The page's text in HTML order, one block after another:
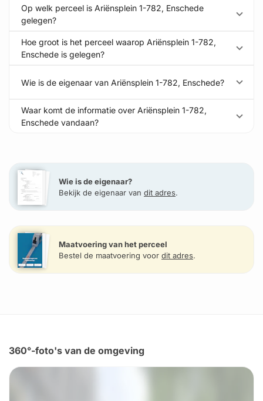
Op welk perceel is Ariënsplein 1-782, Enschede
gelegen?
Hoe groot is het perceel waarop Ariënsplein 1-782,
Enschede is gelegen?
Wie is de eigenaar van Ariënsplein 1-782, Enschede?
Waar komt de informatie over Ariënsplein 1-782,
Enschede vandaan?
Wie is de eigenaar?
Bekijk de eigenaar van dit adres.
Maatvoering van het perceel
Bestel de maatvoering voor dit adres.
360°-foto's van de omgeving